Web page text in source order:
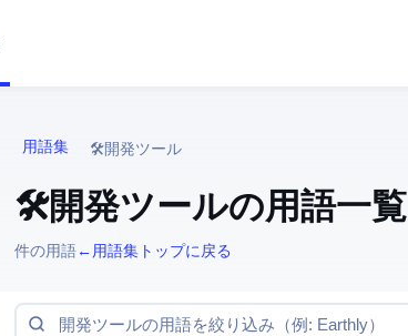
IT用語集 🛠️ 開発ツール
🛠️ 開発ツール の用語一覧
187 件の用語 ← 用語集トップに戻る